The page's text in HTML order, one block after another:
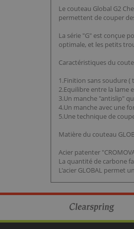
Le couteau Global G2
permettent de couper
La série "G" est conçue
optimale, et les petits
Caractéristiques du
1.Finition sans soudure
2.Equilibre entre la lame
3.Un manche "antislip"
4.Un manche avec une
5.Une technique de
Matière du couteau
Acier patenter
La quantité de carbone
L'acier GLOBAL permet